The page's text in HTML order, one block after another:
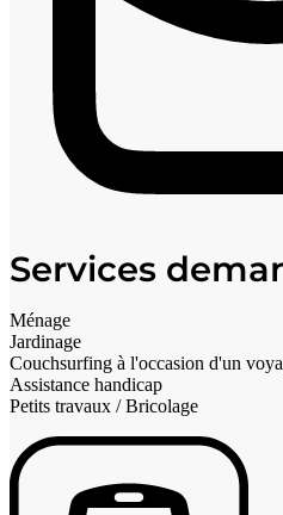
Services
Ménage
Jardinage
Couchsurfing à l'occasion d'un
Assistance handicap
Petits travaux / Bricolage